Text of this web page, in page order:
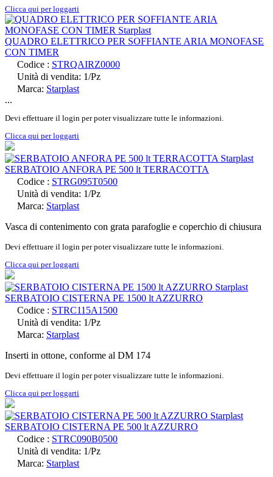
Clicca qui per loggarti
QUADRO ELETTRICO PER SOFFIANTE ARIA MONOFASE
CON TIMER
Codice : STRQAIRZ0000
Unità di vendita: 1/Pz
Marca: Starplast
...
Devi effettuare il login per poter visualizzare tutte le informazioni.
Clicca qui per loggarti
SERBATOIO ANFORA PE 500 lt TERRACOTTA
Codice : STRG095T0500
Unità di vendita: 1/Pz
Marca: Starplast
Vasca di contenimento con grata parafoglie e coperchio di chiusura
Devi effettuare il login per poter visualizzare tutte le informazioni.
Clicca qui per loggarti
SERBATOIO CISTERNA PE 1500 lt AZZURRO
Codice : STRC115A1500
Unità di vendita: 1/Pz
Marca: Starplast
Inserti in ottone, conforme al DM 174
Devi effettuare il login per poter visualizzare tutte le informazioni.
Clicca qui per loggarti
SERBATOIO CISTERNA PE 500 lt AZZURRO
Codice : STRC090B0500
Unità di vendita: 1/Pz
Marca: Starplast